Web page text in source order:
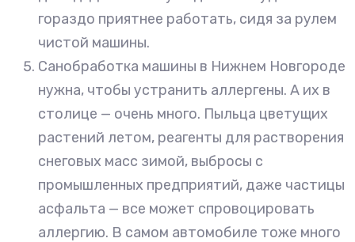
гораздо приятнее работать, сидя за рулем
чистой машины.
Санобработка машины в Нижнем Новгороде
нужна, чтобы устранить аллергены. А их в
столице — очень много. Пыльца цветущих
растений летом, реагенты для растворения
снеговых масс зимой, выбросы с
промышленных предприятий, даже частицы
асфальта — все может спровоцировать
аллергию. В самом автомобиле тоже много